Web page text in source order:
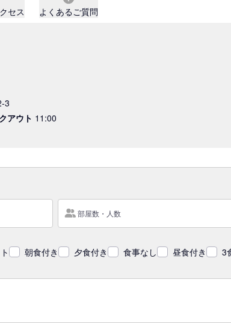
セス よくあるご質問
3
アウト 11:00
部屋数・人数
朝食付き 夕食付き 食事なし 昼食付き 3